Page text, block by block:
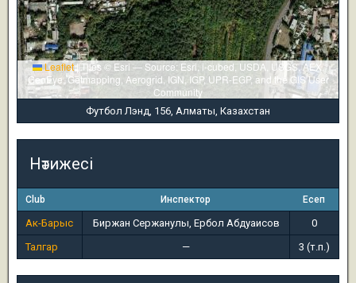
Leaflet|Tiles © Esri — Source: Esri, i-cubed, USDA, USGS, AEX,
GeoEye, Getmapping, Aerogrid, IGN, IGP, UPR-EGP, and the GIS User
Community
Футбол Лэнд, 156, Алматы, Казахстан
Нәтижесі
Club Инспектор Есеп
Ак-Барыс Биржан Сержанулы, Ербол Абдуаисов
0
Талгар
— 3 (т.п.)